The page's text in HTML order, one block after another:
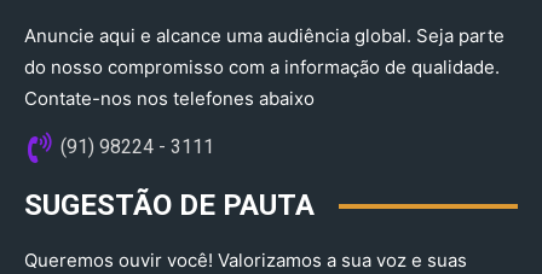
Anuncie aqui e alcance uma audiência global. Seja parte
do nosso compromisso com a informação de qualidade.
Contate-nos nos telefones abaixo
(91) 98224 - 3111
SUGESTÃO DE PAUTA
Queremos ouvir você! Valorizamos a sua voz e suas